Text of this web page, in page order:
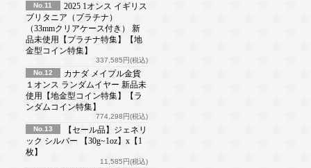
No.11
2025 1オンス イギリス
ブリタニア（プラチナ）
（33mmクリアケース付き） 新
品未使用【プラチナ特集】【地
金型コイン特集】
337,585円(税込)
No.12
カナダ メイプル金貨
１オンス ランダムイヤー 新品未
使用【地金型コイン特集】【ラ
ンダムコイン特集】
774,298円(税込)
No.13
【セール品】ジェネリ
ック シルバー 【30g~1oz】x【1
枚】
11,585円(税込)